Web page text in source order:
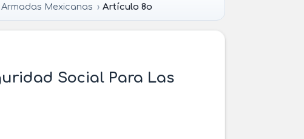
Mexicanas Artículo 8o
Social Para Las